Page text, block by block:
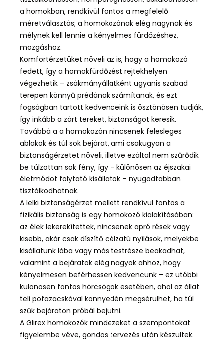
a homokban, rendkívül fontos a megfelelő
méretválasztás; a homokozónak elég nagynak és
mélynek kell lennie a kényelmes fürdőzéshez,
mozgáshoz.
Komfortérzetüket növeli az is, hogy a homokozó
fedett, így a homokfürdőzést rejtekhelyen
végezhetik – zsákmányállatként ugyanis szabad
terepen könnyű prédának számítanak, és ezt
fogságban tartott kedvenceink is ösztönösen tudják,
így inkább a zárt tereket, biztonságot keresik.
Továbbá a a homokozón nincsenek felesleges
ablakok és túl sok bejárat, ami csakugyan a
biztonságérzetet növeli, illetve ezáltal nem szűrődik
be túlzottan sok fény, így – különösen az éjszakai
életmódot folytató kisállatok – nyugodtabban
tisztálkodhatnak.
A lelki biztonságérzet mellett rendkívül fontos a
fizikális biztonság is egy homokozó kialakításában:
az élek lekerekítettek, nincsenek apró rések vagy
kisebb, akár csak díszítő célzatú nyílások, melyekbe
kisállatunk lába vagy más testrésze beakadhat,
valamint a bejáratok elég nagyok ahhoz, hogy
kényelmesen beférhessen kedvencünk – ez utóbbi
különösen fontos hörcsögök esetében, ahol az állat
teli pofazacskóval könnyedén megsérülhet, ha túl
szűk bejáraton próbál bejutni.
A Glirex homokozók mindezeket a szempontokat
figyelembe véve, gondos tervezés után készültek.